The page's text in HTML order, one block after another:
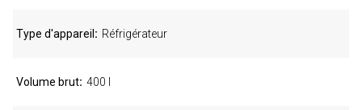
Type d'appareil Réfrigérateur
Volume brut 400 l